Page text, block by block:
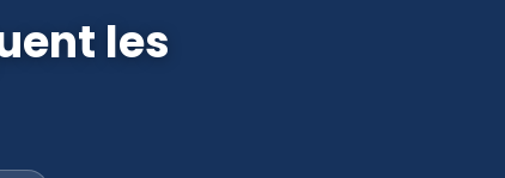
les